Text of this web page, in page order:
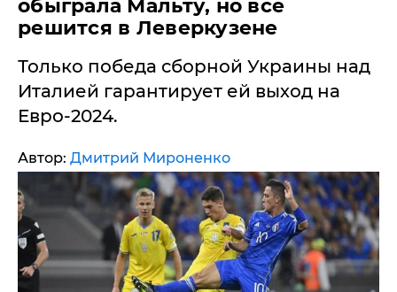
обыграла Мальту, но все
решится в Леверкузене
Только победа сборной Украины над
Италией гарантирует ей выход на
Евро-2024.
Автор: Дмитрий Мироненко